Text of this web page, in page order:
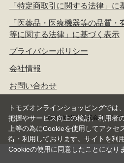
「特定商取引に関する法律」に
「医薬品・医療機器等の品質
等に関する法律」に基づく表示
プライバシーポリシー
会社情報
お問い合わせ
copyright(c) 株式会社トモ
トモズオンラインショッピングでは
把握やサービス向上の検討、利用者
上等の為にCookieを使用してアクセ
得・利用しております。サイトを利
Cookieの使用に同意したことになり